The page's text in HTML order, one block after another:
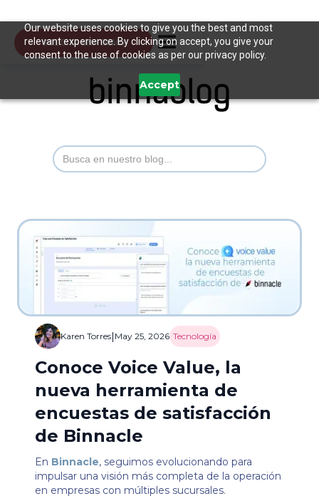
Our website uses cookies to give you the best and most
relevant experience. By clicking on accept, you give your
consent to the use of cookies as per our privacy policy.
Accept
SOLICITA UNA DEMO
Karen Torres| May 25, 2026 Tecnología
Conoce Voice Value, la
nueva herramienta de
encuestas de satisfacción
de Binnacle
En Binnacle, seguimos evolucionando para
impulsar una visión más completa de la operación
en empresas con múltiples sucursales.